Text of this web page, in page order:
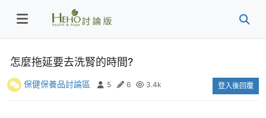
怎麼拖延要去洗腎的時間?
保健保養品討論區 5 6 3.4k 登入後回覆